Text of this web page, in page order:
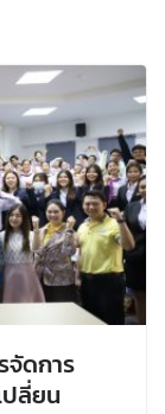
ดการ
ปลี่ยน